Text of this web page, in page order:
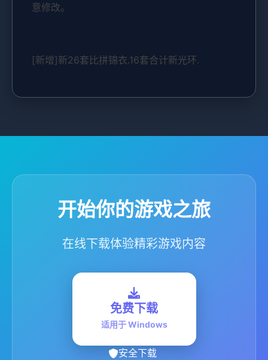
意修改。
[新增]新26套比拼锦衣.16套合计新光环.
开始你的游戏之旅
在线下载体验精彩游戏内容
免费下载
适用于 Windows
安全下载